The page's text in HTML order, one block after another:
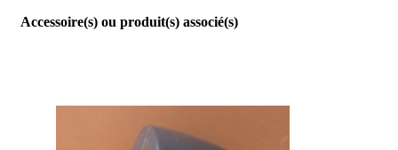
Accessoire(s) ou produit(s) associé(s)